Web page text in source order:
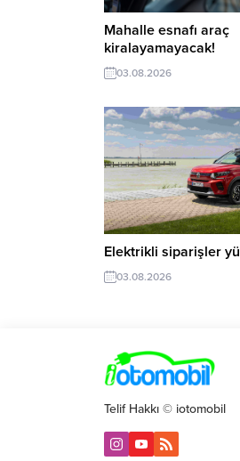
Mahalle esnafı araç
kiralayamayacak!
03.08.2026
Elektrikli siparişler
03.08.2026
Telif Hakkı © iotomobil